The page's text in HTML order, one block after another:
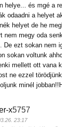
helye... és mgé a
odaadni a helyet
helyet de he
nem megy oda
De ezt sokan nem
sokan voltunk
mellett ott vana
ne ezzel
minél
x5757
23:17